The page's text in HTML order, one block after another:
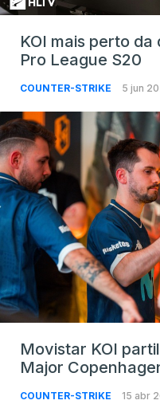
KOI mais perto
Pro League S20
COUNTER-STRIKE 5 jun
Movistar KOI
Major
COUNTER-STRIKE 15 abr